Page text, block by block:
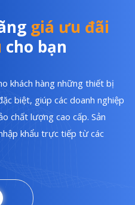
giá ưu đãi
cho bạn
khách hàng những thiết bị
biệt, giúp các doanh nghiệp
chất lượng cao cấp. Sản
khẩu trực tiếp từ các